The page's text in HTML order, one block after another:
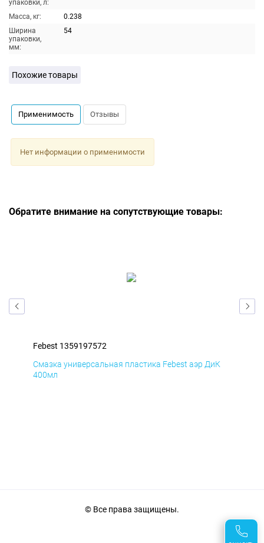
упаковки, л:
Масса, кг:
0.238
Ширина
упаковки,
мм:
54
Похожие товары
Применимость Отзывы
Нет информации о применимости
Обратите внимание на сопутствующие товары:
Febest 1359197572
Смазка универсальная пластика Febest аэр ДиК
400мл
© Все права защищены.